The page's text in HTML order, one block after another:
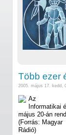
Több ezer
2005. május 17. kedd,
Az
Informatikai
május 20-án
(Forrás: Magyar
Rádió)